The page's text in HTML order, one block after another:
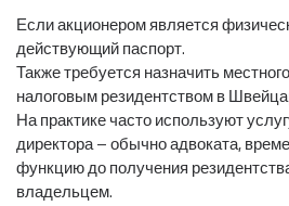
Если акционером является
действующий паспорт.
Также требуется назначить
налоговым резидентством в
На практике часто используют
директора – обычно адвоката,
функцию до получения
владельцем.